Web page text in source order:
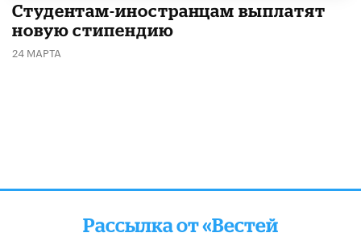
Студентам-иностранцам выплатят
новую стипендию
24 МАРТА
Рассылка от «Вестей